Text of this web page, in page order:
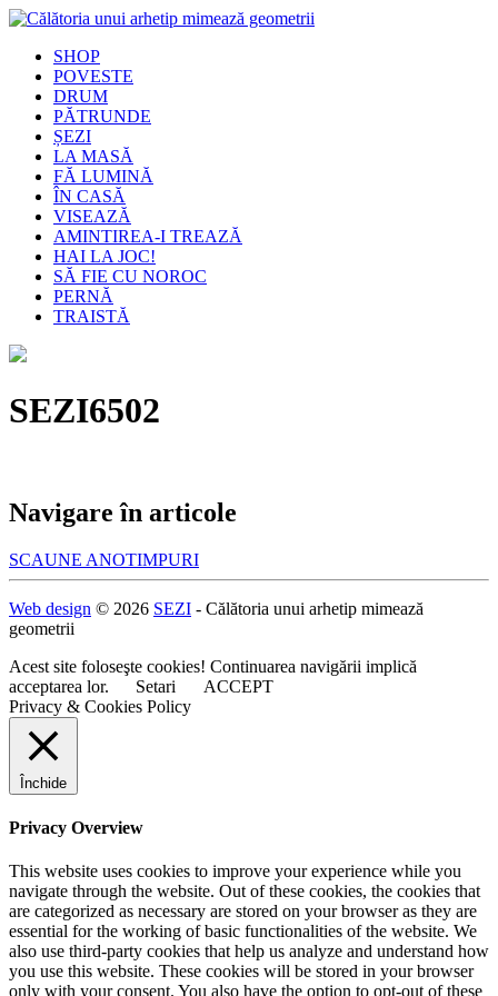
SHOP
POVESTE
DRUM
PĂTRUNDE
ȘEZI
LA MASĂ
FĂ LUMINĂ
ÎN CASĂ
VISEAZĂ
AMINTIREA-I TREAZĂ
HAI LA JOC!
SĂ FIE CU NOROC
PERNĂ
TRAISTĂ
SEZI6502
Navigare în articole
SCAUNE ANOTIMPURI
Web design © 2026 SEZI - Călătoria unui arhetip mimează
geometrii
Acest site foloseşte cookies! Continuarea navigării implică
acceptarea lor.
Setari
ACCEPT
Privacy & Cookies Policy
Închide
Privacy Overview
This website uses cookies to improve your experience while you
navigate through the website. Out of these cookies, the cookies that
are categorized as necessary are stored on your browser as they are
essential for the working of basic functionalities of the website. We
also use third-party cookies that help us analyze and understand how
you use this website. These cookies will be stored in your browser
only with your consent. You also have the option to opt-out of these